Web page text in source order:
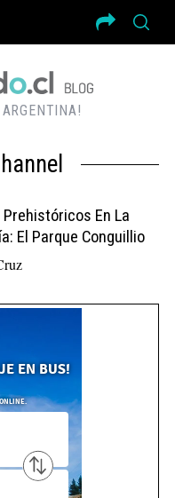
En La
El Parque Conguillio